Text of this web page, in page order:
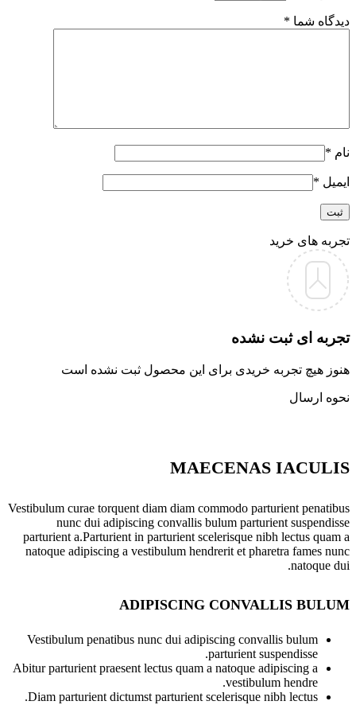
دیدگاه شما *
نام *
ایمیل *
تجربه های خرید
تجربه ای ثبت نشده
هنوز هیچ تجربه خریدی برای این محصول ثبت نشده است
نحوه ارسال
MAECENAS IACULIS
Vestibulum curae torquent diam diam commodo parturient penatibus
nunc dui adipiscing convallis bulum parturient suspendisse
parturient a.Parturient in parturient scelerisque nibh lectus quam a
natoque adipiscing a vestibulum hendrerit et pharetra fames nunc
natoque dui.
ADIPISCING CONVALLIS BULUM
Vestibulum penatibus nunc dui adipiscing convallis bulum
parturient suspendisse.
Abitur parturient praesent lectus quam a natoque adipiscing a
vestibulum hendre.
Diam parturient dictumst parturient scelerisque nibh lectus.